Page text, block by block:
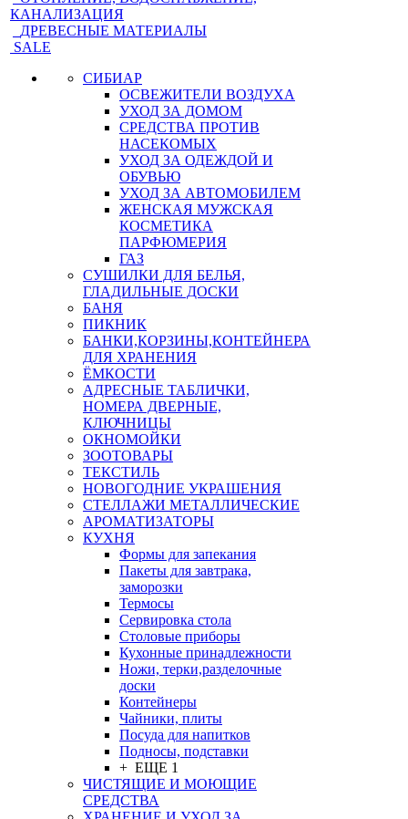
КАНАЛИЗАЦИЯ
ДРЕВЕСНЫЕ МАТЕРИАЛЫ
SALE
СИБИАР
ОСВЕЖИТЕЛИ ВОЗДУХА
УХОД ЗА ДОМОМ
СРЕДСТВА ПРОТИВ
НАСЕКОМЫХ
УХОД ЗА ОДЕЖДОЙ И
ОБУВЬЮ
УХОД ЗА АВТОМОБИЛЕМ
ЖЕНСКАЯ МУЖСКАЯ
КОСМЕТИКА
ПАРФЮМЕРИЯ
ГАЗ
СУШИЛКИ ДЛЯ БЕЛЬЯ,
ГЛАДИЛЬНЫЕ ДОСКИ
БАНЯ
ПИКНИК
БАНКИ,КОРЗИНЫ,КОНТЕЙНЕРА
ДЛЯ ХРАНЕНИЯ
ЁМКОСТИ
АДРЕСНЫЕ ТАБЛИЧКИ,
НОМЕРА ДВЕРНЫЕ,
КЛЮЧНИЦЫ
ОКНОМОЙКИ
ЗООТОВАРЫ
ТЕКСТИЛЬ
НОВОГОДНИЕ УКРАШЕНИЯ
СТЕЛЛАЖИ МЕТАЛЛИЧЕСКИЕ
АРОМАТИЗАТОРЫ
КУХНЯ
Формы для запекания
Пакеты для завтрака,
заморозки
Термосы
Сервировка стола
Столовые приборы
Кухонные принадлежности
Ножи, терки,разделочные
доски
Контейнеры
Чайники, плиты
Посуда для напитков
Подносы, подставки
+ ЕЩЕ 1
ЧИСТЯЩИЕ И МОЮЩИЕ
СРЕДСТВА